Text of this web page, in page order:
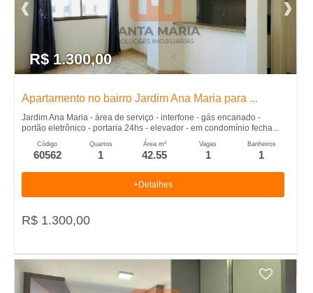
R$ 1.300,00
Apartamento no bairro Jardim Ana Maria para ...
Jardim Ana Maria - área de serviço - interfone - gás encanado -
portão eletrônico - portaria 24hs - elevador - em condomínio fecha...
Código
60562
Quartos
1
Área m²
42.55
Vagas
1
Banheiros
1
+Detalhes
R$ 1.300,00